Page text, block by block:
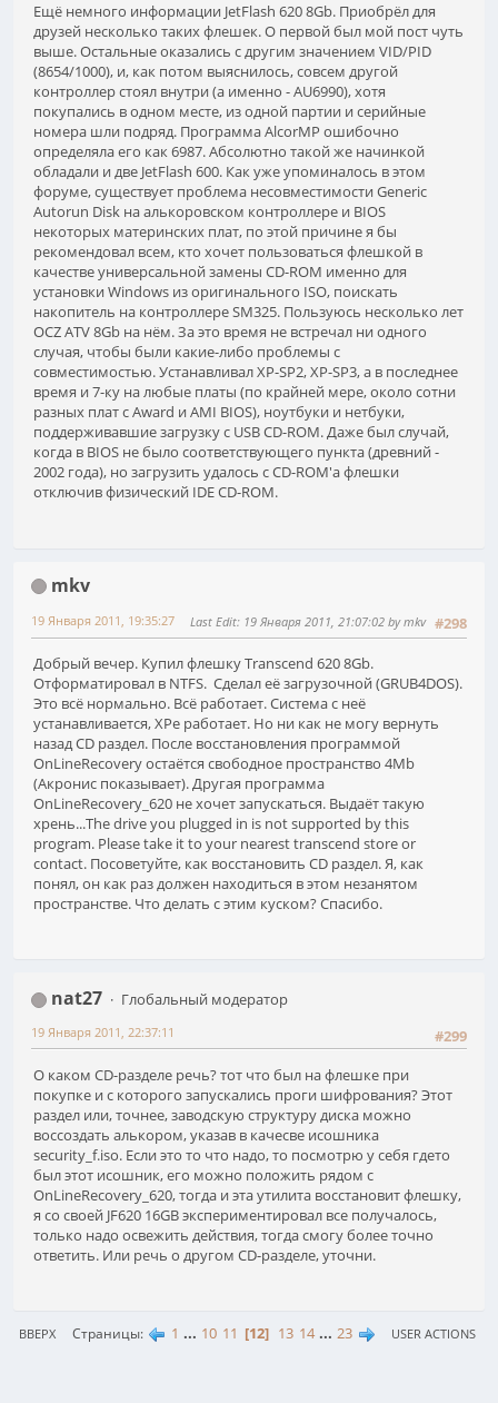
Ещё немного информации JetFlash 620 8Gb. Приобрёл для
друзей несколько таких флешек. О первой был мой пост чуть
выше. Остальные оказались с другим значением VID/PID
(8654/1000), и, как потом выяснилось, совсем другой
контроллер стоял внутри (а именно - AU6990), хотя
покупались в одном месте, из одной партии и серийные
номера шли подряд. Программа AlcorMP ошибочно
определяла его как 6987. Абсолютно такой же начинкой
обладали и две JetFlash 600. Как уже упоминалось в этом
форуме, существует проблема несовместимости Generic
Autorun Disk на алькоровском контроллере и BIOS
некоторых материнских плат, по этой причине я бы
рекомендовал всем, кто хочет пользоваться флешкой в
качестве универсальной замены CD-ROM именно для
установки Windows из оригинального ISO, поискать
накопитель на контроллере SM325. Пользуюсь несколько лет
OCZ ATV 8Gb на нём. За это время не встречал ни одного
случая, чтобы были какие-либо проблемы с
совместимостью. Устанавливал XP-SP2, XP-SP3, а в последнее
время и 7-ку на любые платы (по крайней мере, около сотни
разных плат c Award и AMI BIOS), ноутбуки и нетбуки,
поддерживавшие загрузку с USB CD-ROM. Даже был случай,
когда в BIOS не было соответствующего пункта (древний -
2002 года), но загрузить удалось с CD-ROM'а флешки
отключив физический IDE CD-ROM.
mkv
#298
19 Января 2011, 19:35:27 Last Edit: 19 Января 2011, 21:07:02 by mkv
Добрый вечер. Купил флешку Transcend 620 8Gb.
Отформатировал в NTFS. Сделал её загрузочной (GRUB4DOS).
Это всё нормально. Всё работает. Система с неё
устанавливается, XPe работает. Но ни как не могу вернуть
назад CD раздел. После восстановления программой
OnLineRecovery остаётся свободное пространство 4Mb
(Акронис показывает). Другая программа
OnLineRecovery_620 не хочет запускаться. Выдаёт такую
хрень...The drive you plugged in is not supported by this
program. Please take it to your nearest transcend store or
contact. Посоветуйте, как восстановить CD раздел. Я, как
понял, он как раз должен находиться в этом незанятом
пространстве. Что делать с этим куском? Спасибо.
nat27
Глобальный модератор
#299
19 Января 2011, 22:37:11
О каком CD-разделе речь? тот что был на флешке при
покупке и с которого запускались проги шифрования? Этот
раздел или, точнее, заводскую структуру диска можно
воссоздать алькором, указав в качесве исошника
security_f.iso. Если это то что надо, то посмотрю у себя гдето
был этот исошник, его можно положить рядом с
OnLineRecovery_620, тогда и эта утилита восстановит флешку,
я со своей JF620 16GB экспериментировал все получалось,
только надо освежить действия, тогда смогу более точно
ответить. Или речь о другом CD-разделе, уточни.
ВВЕРХ Страницы 1 ... 10 11 12 13 14 ... 23 USER ACTIONS